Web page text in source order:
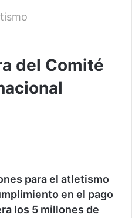
del Comité
para el atletismo
en el pago
los 5 millones de